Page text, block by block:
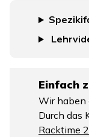
Einfach
Wir haben
Durch das
Racktime